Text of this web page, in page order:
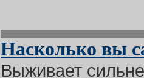
Насколько вы
Выживает